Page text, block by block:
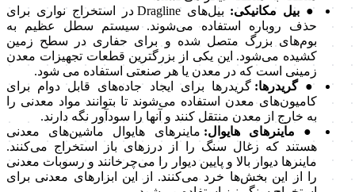
● بیل مکانیکی:
بیل‌های Dragline در استخراج نواری برای
حذف روباره استفاده می‌شوند. سیستم سطل عظیم به
بوم‌های بزرگ متصل شده و برای حفاری در سطح زمین
کشیده می‌شود. این یکی از بزرگترین قطعات تجهیزات معدن
زمینی است که در معدن یا هر صنعتی استفاده می شود.
● گریدرها: گریدرها برای ایجاد جاده‌های قابل دوام برای
کامیون‌های معدن استفاده می‌شوند تا بتوانند مواد معدنی را
به خارج از معدن منتقل کنند و آنها را سودآور نگه دارند.
● ماینرهای هایوال: ماینرهای هایوال ماشین‌های معدنی
هستند که زغال سنگ را از درزهای باز استخراج می‌کنند.
ماینرها دیوار بالا و پایین دیوار را می‌چرخانند و رسوبات معدنی
را از این بخش‌ها خرد می‌کنند. از این ابزارهای معدنی برای